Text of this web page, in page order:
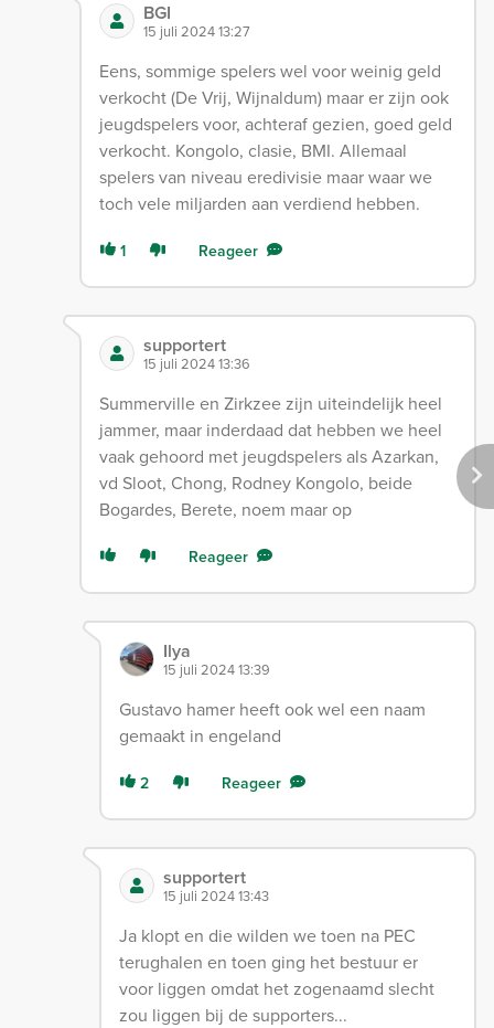
BGI
15 juli 2024 13:27
Eens, sommige spelers wel voor weinig geld
verkocht (De Vrij, Wijnaldum) maar er zijn ook
jeugdspelers voor, achteraf gezien, goed geld
verkocht. Kongolo, clasie, BMI. Allemaal
spelers van niveau eredivisie maar waar we
toch vele miljarden aan verdiend hebben.
1 Reageer
supportert
15 juli 2024 13:36
Summerville en Zirkzee zijn uiteindelijk heel
jammer, maar inderdaad dat hebben we heel
vaak gehoord met jeugdspelers als Azarkan,
vd Sloot, Chong, Rodney Kongolo, beide
Bogardes, Berete, noem maar op
Reageer
Ilya
15 juli 2024 13:39
Gustavo hamer heeft ook wel een naam
gemaakt in engeland
2 Reageer
supportert
15 juli 2024 13:43
Ja klopt en die wilden we toen na PEC
terughalen en toen ging het bestuur er
voor liggen omdat het zogenaamd slecht
zou liggen bij de supporters...